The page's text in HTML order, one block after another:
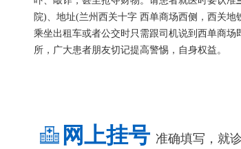
院)、地址(兰州西关十字 西单商场西侧，西关
乘坐出租车或者公交时只需跟司机说到西单商
所，广大患者朋友切记提高警惕，自身权益。
网上挂号 准确填写，就